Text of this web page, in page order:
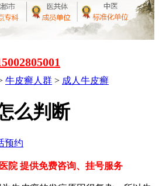
牛皮癣人群 > 成人牛皮癣
么判断
预约
院 提供免费咨询、挂号服务